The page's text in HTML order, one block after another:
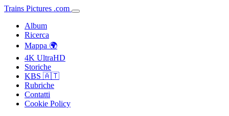
Trains Pictures .com
Album
Ricerca
Mappa 🌍
4K UltraHD
Storiche
KBS 🇦🇹
Rubriche
Contatti
Cookie Policy